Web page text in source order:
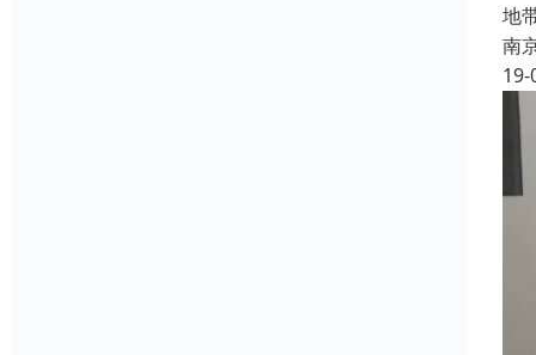
地
南
19-